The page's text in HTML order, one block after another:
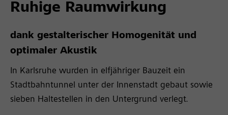
Ruhige Raumwirkung
dank gestalterischer Homogenität und
optimaler Akustik
In Karlsruhe wurden in elfjähriger Bauzeit ein
Stadtbahntunnel unter der Innenstadt gebaut sowie
sieben Haltestellen in den Untergrund verlegt.